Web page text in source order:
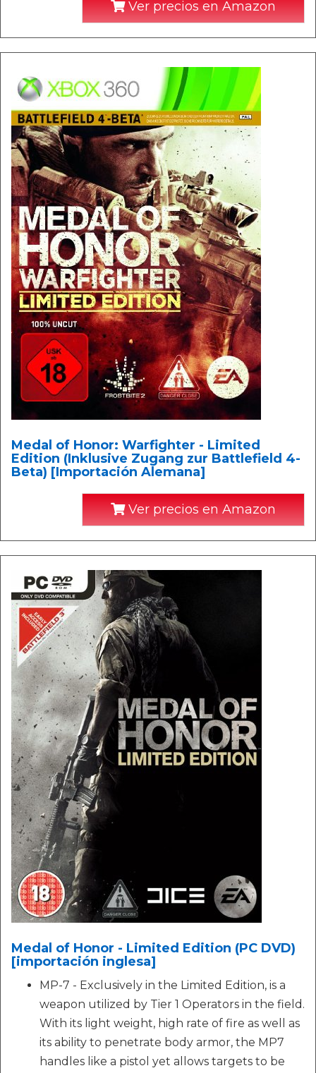
Ver precios en Amazon
Medal of Honor: Warfighter - Limited
Edition (Inklusive Zugang zur Battlefield 4-
Beta) [Importación Alemana]
Ver precios en Amazon
Medal of Honor - Limited Edition (PC DVD)
[importación inglesa]
MP-7 - Exclusively in the Limited Edition, is a
weapon utilized by Tier 1 Operators in the field.
With its light weight, high rate of fire as well as
its ability to penetrate body armor, the MP7
handles like a pistol yet allows targets to be